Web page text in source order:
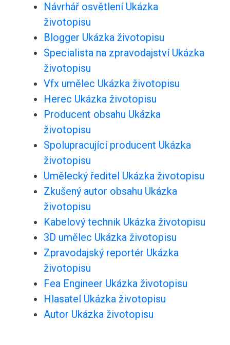
Návrhář osvětlení Ukázka
životopisu
Blogger Ukázka životopisu
Specialista na zpravodajství Ukázka
životopisu
Vfx umělec Ukázka životopisu
Herec Ukázka životopisu
Producent obsahu Ukázka
životopisu
Spolupracující producent Ukázka
životopisu
Umělecký ředitel Ukázka životopisu
Zkušený autor obsahu Ukázka
životopisu
Kabelový technik Ukázka životopisu
3D umělec Ukázka životopisu
Zpravodajský reportér Ukázka
životopisu
Fea Engineer Ukázka životopisu
Hlasatel Ukázka životopisu
Autor Ukázka životopisu